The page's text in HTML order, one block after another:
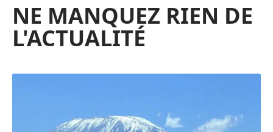
NE MANQUEZ RIEN DE
L'ACTUALITÉ